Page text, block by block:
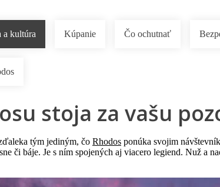
a kultúra Kúpanie Čo ochutnať
stoja za vašu
tým jediným, čo Rhodos ponúka svojim
či báje. Je s ním spojených aj viacero legiend. Nuž a